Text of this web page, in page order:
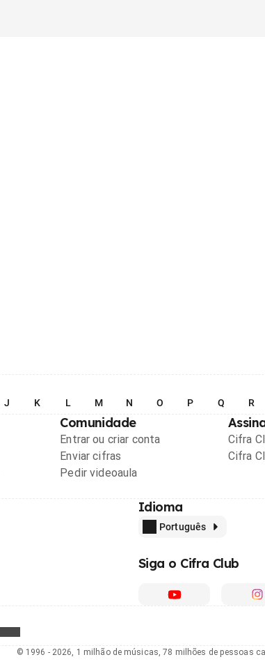
J K L M N O P Q R
Comunidade
Entrar ou criar conta
Enviar cifras
Pedir videoaula
Cifra
Cifra
Idioma
Português
Siga o Cifra Club
© 1996 - 2026, 1 milhão de músicas, 78 milhões de pessoas